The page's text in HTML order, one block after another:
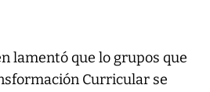
lamentó que lo grupos que
Curricular se